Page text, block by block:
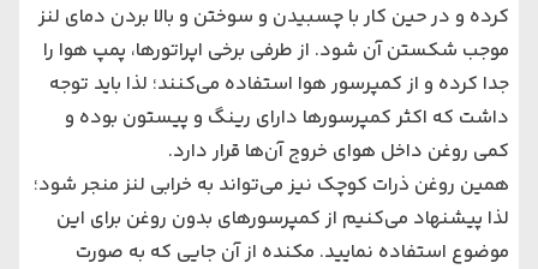
کرده و در حین کار با چسبیدن و سوختن و بالا بردن دمای لنز
موجب شکستن آن شود. از طرفی برخی اپراتورها، پمپ هوا را
جدا کرده و از کمپرسور هوا استفاده می‌کنند؛ لذا باید توجه
داشت که اکثر کمپرسورها دارای رینگ و پیستون بوده و
کمی روغن داخل هوای خروج آن‌ها قرار دارد.
همین روغن ذرات کوچک نیز می‌تواند به خرابی لنز منجر شود؛
لذا پیشنهاد می‌کنیم از کمپرسورهای بدون روغن برای این
موضوع استفاده نمایید. مکنده از آن جایی که به صورت